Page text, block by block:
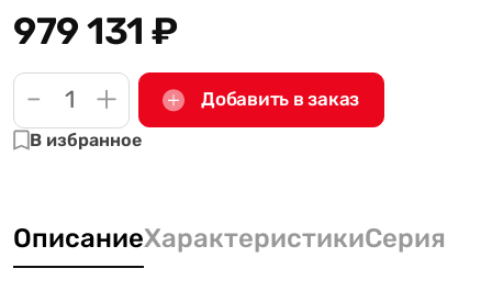
979 131₽
- + Добавить в заказ
В избранное
ОписаниеХарактеристикиСерия